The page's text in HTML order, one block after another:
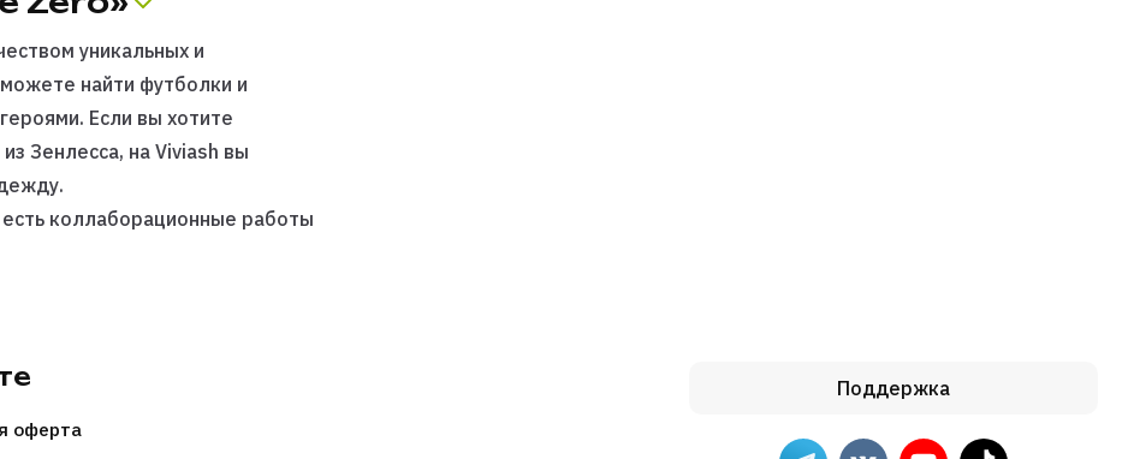
уникальных и
найти футболки и
Если вы хотите
Зенлесса, на Viviash вы
коллаборационные работы
оферта
Поддержка